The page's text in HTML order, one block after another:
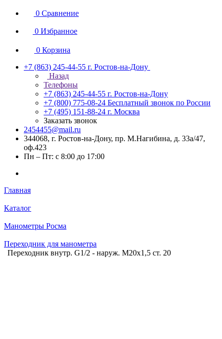
0 Сравнение
0 Избранное
0 Корзина
+7 (863) 245-44-55 г. Ростов-на-Дону
Назад
Телефоны
+7 (863) 245-44-55 г. Ростов-на-Дону
+7 (800) 775-08-24 Бесплатный звонок по России
+7 (495) 151-88-24 г. Москва
Заказать звонок
2454455@mail.ru
344068, г. Ростов-на-Дону, пр. М.Нагибина, д. 33а/47,
оф.423
Пн – Пт: с 8:00 до 17:00
Главная
Каталог
Манометры Росма
Переходник для манометра
Переходник внутр. G1/2 - наруж. М20х1,5 ст. 20